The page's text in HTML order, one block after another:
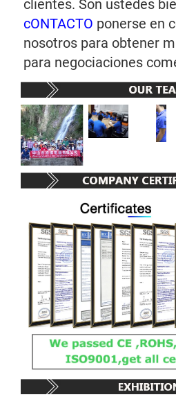
cONTACTO ponerse en
nosotros para obtener
para negociaciones